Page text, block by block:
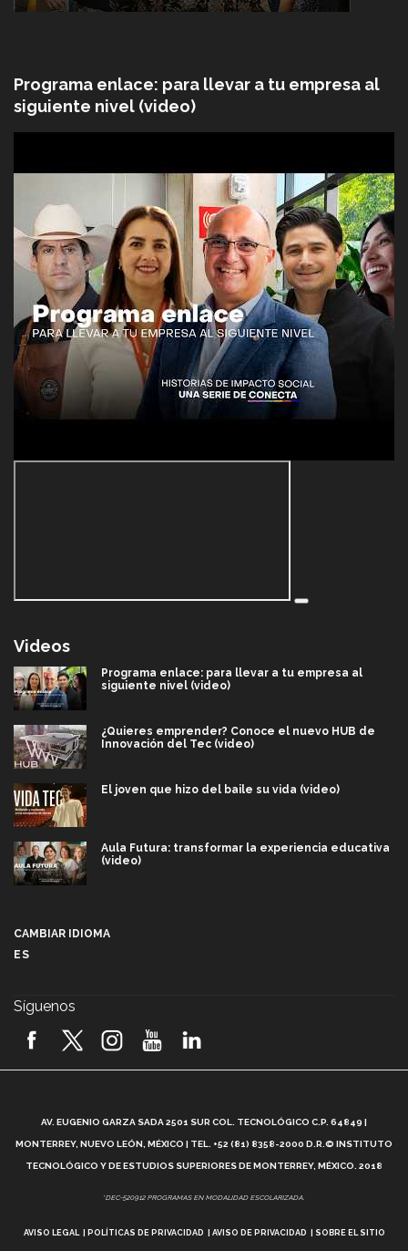
Programa enlace: para llevar a tu empresa al
siguiente nivel (video)
Videos
Programa enlace: para llevar a tu empresa al
siguiente nivel (video)
¿Quieres emprender? Conoce el nuevo HUB de
Innovación del Tec (video)
El joven que hizo del baile su vida (video)
Aula Futura: transformar la experiencia educativa
(video)
2026! (video)
¿Cómo es el Modelo Educativo Tec? (video)
Vida Tec: Feminismo e Inteligencia Artificial, Paola
CAMBIAR IDIOMA
ES
Síguenos
AV. EUGENIO GARZA SADA 2501 SUR COL. TECNOLÓGICO C.P. 64849 |
MONTERREY, NUEVO LEÓN, MÉXICO | TEL. +52 (81) 8358-2000 D.R.© INSTITUTO
TECNOLÓGICO Y DE ESTUDIOS SUPERIORES DE MONTERREY, MÉXICO. 2018
*DEC-520912 PROGRAMAS EN MODALIDAD ESCOLARIZADA.
AVISO LEGAL POLÍTICAS DE PRIVACIDAD AVISO DE PRIVACIDAD SOBRE EL SITIO